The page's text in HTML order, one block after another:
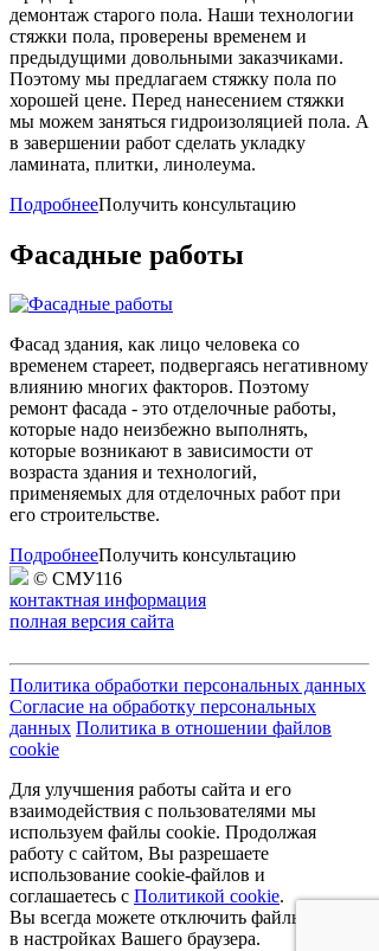
демонтаж старого пола. Наши технологии
стяжки пола, проверены временем и
предыдущими довольными заказчиками.
Поэтому мы предлагаем стяжку пола по
хорошей цене. Перед нанесением стяжки
мы можем заняться гидроизоляцией пола. А
в завершении работ сделать укладку
ламината, плитки, линолеума.
ПодробнееПолучить консультацию
Фасадные работы
Фасад здания, как лицо человека со
временем стареет, подвергаясь негативному
влиянию многих факторов. Поэтому
ремонт фасада - это отделочные работы,
которые надо неизбежно выполнять,
которые возникают в зависимости от
возраста здания и технологий,
применяемых для отделочных работ при
его строительстве.
ПодробнееПолучить консультацию
© СМУ116
контактная информация
полная версия сайта
Политика обработки персональных данных
Согласие на обработку персональных
данных Политика в отношении файлов
cookie
Для улучшения работы сайта и его
взаимодействия с пользователями мы
используем файлы cookie. Продолжая
работу с сайтом, Вы разрешаете
использование cookie-файлов и
соглашаетесь с Политикой cookie.
Вы всегда можете отключить файлы cookie
в настройках Вашего браузера.